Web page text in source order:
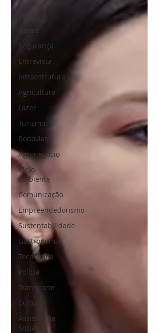
Emprego
Segurança
Entrevista
Infraestrutura
Agricultura
Lazer
Turismo
Rodovias
Agronegócio
Meio
ambiente
Comunicação
Empreendedorismo
Sustentabilidade
Gastronomia
Tecnologia
Polícia
Transporte
Cultura
Assistência
Social